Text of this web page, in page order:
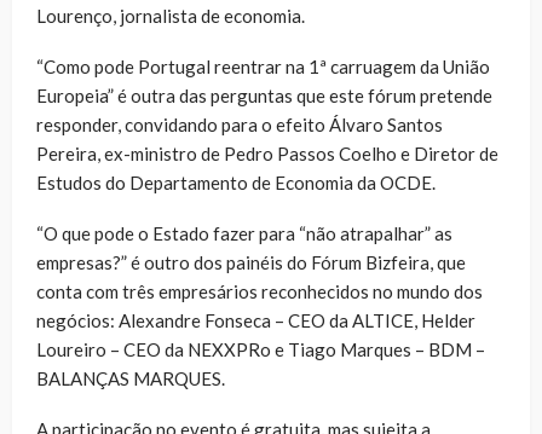
Lourenço, jornalista de economia.
“Como pode Portugal reentrar na 1ª carruagem da União
Europeia” é outra das perguntas que este fórum pretende
responder, convidando para o efeito Álvaro Santos
Pereira, ex-ministro de Pedro Passos Coelho e Diretor de
Estudos do Departamento de Economia da OCDE.
“O que pode o Estado fazer para “não atrapalhar” as
empresas?” é outro dos painéis do Fórum Bizfeira, que
conta com três empresários reconhecidos no mundo dos
negócios: Alexandre Fonseca – CEO da ALTICE, Helder
Loureiro – CEO da NEXXPRo e Tiago Marques – BDM –
BALANÇAS MARQUES.
A participação no evento é gratuita, mas sujeita a